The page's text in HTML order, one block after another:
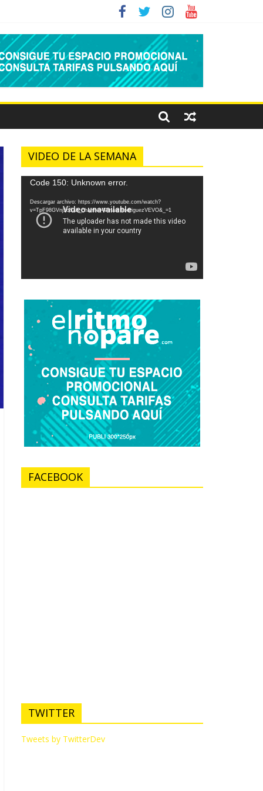
VIDEO DE LA SEMANA
Reproductor
vídeo
Code 150: Unknown error.
Descargar archivo: https://www.youtube.com/watch?
v=TpF98GVnj5o&ab_channel=MiriamRodriguezVEVO&_=1
FACEBOOK
TWITTER
Tweets by TwitterDev